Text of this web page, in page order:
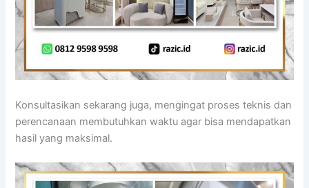
Konsultasikan sekarang juga, mengingat proses teknis dan
perencanaan membutuhkan waktu agar bisa mendapatkan
hasil yang maksimal.